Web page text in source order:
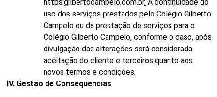
https:gilbertocampelo.com.br. A continuidade do
uso dos serviços prestados pelo Colégio Gilberto
Campelo ou da prestação de serviços para o
Colégio Gilberto Campelo, conforme o caso, após
divulgação das alterações será considerada
aceitação do cliente e terceiros quanto aos
novos termos e condições.
IV. Gestão de Consequências